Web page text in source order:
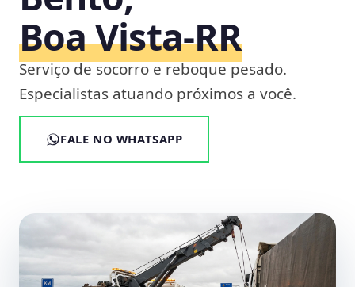
Boa Vista‑RR
Serviço de socorro e reboque pesado.
Especialistas atuando próximos a você.
FALE NO WHATSAPP